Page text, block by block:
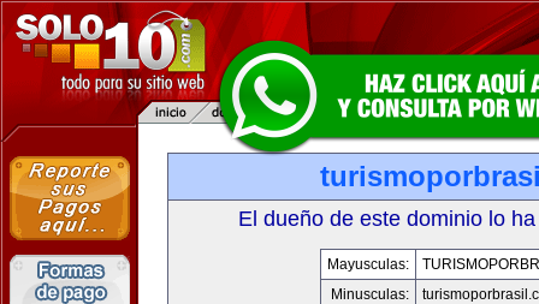
El dueño de este dominio lo
Mayusculas:
Minusculas: